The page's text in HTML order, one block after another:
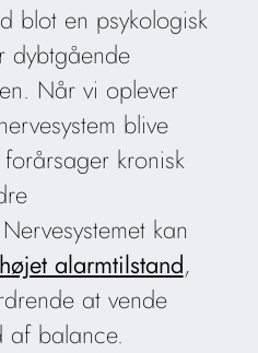
blot en psykologisk
dybtgående
Når vi oplever
blive
kronisk
kan
alarmtilstand,
at vende
af balance.